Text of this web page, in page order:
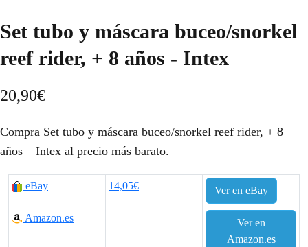
Set tubo y máscara buceo/snorkel
reef rider, + 8 años - Intex
20,90€
Compra Set tubo y máscara buceo/snorkel reef rider, + 8
años – Intex al precio más barato.
eBay 14,05€ Ver en eBay
Amazon.es
Ver en
Amazon.es